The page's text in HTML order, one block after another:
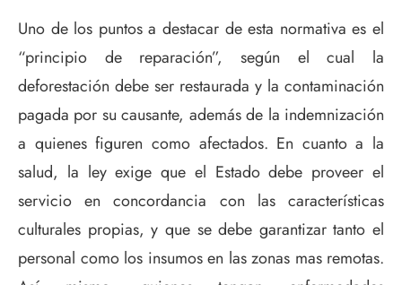
Uno de los puntos a destacar de esta normativa es el
“principio de reparación”, según el cual la
deforestación debe ser restaurada y la contaminación
pagada por su causante, además de la indemnización
a quienes figuren como afectados. En cuanto a la
salud, la ley exige que el Estado debe proveer el
servicio en concordancia con las características
culturales propias, y que se debe garantizar tanto el
personal como los insumos en las zonas mas remotas.